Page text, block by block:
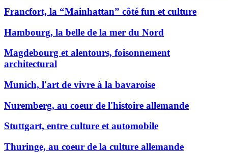
Francfort, la “Mainhattan” côté fun et culture
Hambourg, la belle de la mer du Nord
Magdebourg et alentours, foisonnement
architectural
Munich, l'art de vivre à la bavaroise
Nuremberg, au coeur de l'histoire allemande
Stuttgart, entre culture et automobile
Thuringe, au coeur de la culture allemande